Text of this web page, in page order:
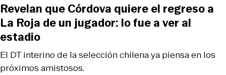
El DT interino de la selección chilena ya piensa en los
próximos amistosos.
Revelan que Córdova quiere el regreso a
La Roja de un jugador: lo fue a ver al
estadio